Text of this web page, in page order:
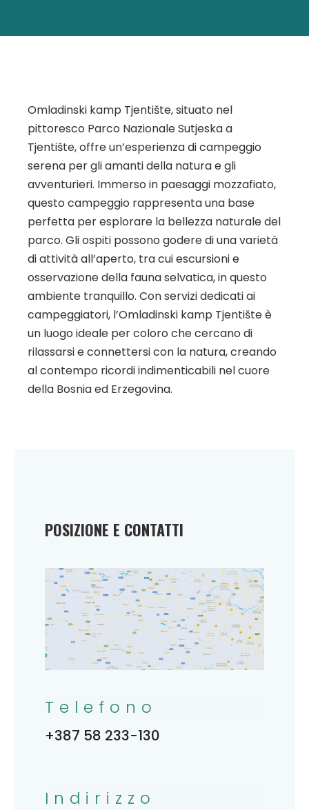
Omladinski kamp Tjentište, situato nel
pittoresco Parco Nazionale Sutjeska a
Tjentište, offre un’esperienza di campeggio
serena per gli amanti della natura e gli
avventurieri. Immerso in paesaggi mozzafiato,
questo campeggio rappresenta una base
perfetta per esplorare la bellezza naturale del
parco. Gli ospiti possono godere di una varietà
di attività all’aperto, tra cui escursioni e
osservazione della fauna selvatica, in questo
ambiente tranquillo. Con servizi dedicati ai
campeggiatori, l’Omladinski kamp Tjentište è
un luogo ideale per coloro che cercano di
rilassarsi e connettersi con la natura, creando
al contempo ricordi indimenticabili nel cuore
della Bosnia ed Erzegovina.
POSIZIONE E CONTATTI
Telefono
+387 58 233-130
Indirizzo